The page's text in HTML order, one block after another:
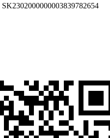
SK2302000000003839782654